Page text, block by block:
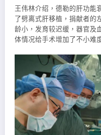
王伟林介绍，德勒的肝功能
了劈离式肝移植，捐献者的
龄小，发育较迟缓，器官及
体情况给手术增加了不小难